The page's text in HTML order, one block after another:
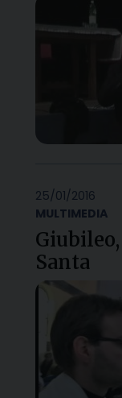
25/01/2016
MULTIMEDIA
Santa